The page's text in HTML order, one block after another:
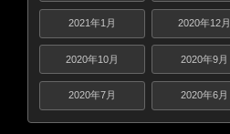
2021年1月 2020年12月
2020年10月 2020年9月
2020年7月 2020年6月